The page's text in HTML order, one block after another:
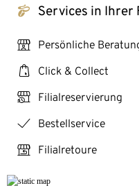
tchibo_logo Services in Ihrer
personal_services Persönliche
click_collect Click & Collect
click_reserve_store Filialreservierung
checkmark Bestellservice
store_return Filialretoure